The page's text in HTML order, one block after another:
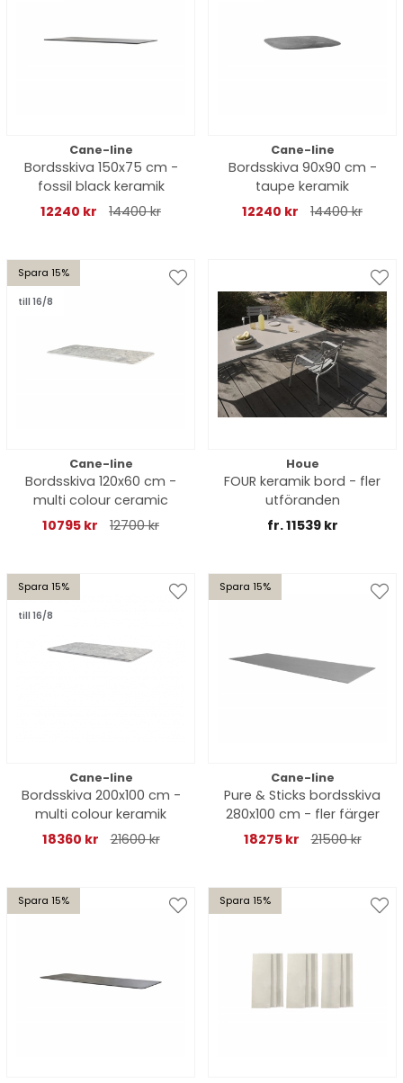
Cane-line
Bordsskiva 150x75 cm -
fossil black keramik
12240 kr
14400 kr
Cane-line
Bordsskiva 90x90 cm -
taupe keramik
12240 kr
14400 kr
Spara 15%
till 16/8
Cane-line
Bordsskiva 120x60 cm -
multi colour ceramic
10795 kr
12700 kr
Houe
FOUR keramik bord - fler
utföranden
fr. 11539 kr
Spara 15%
till 16/8
Cane-line
Bordsskiva 200x100 cm -
multi colour keramik
18360 kr
21600 kr
Spara 15%
Cane-line
Pure & Sticks bordsskiva
280x100 cm - fler färger
18275 kr
21500 kr
Spara 15% Spara 15%